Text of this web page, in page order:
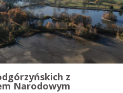
z
Narodowym